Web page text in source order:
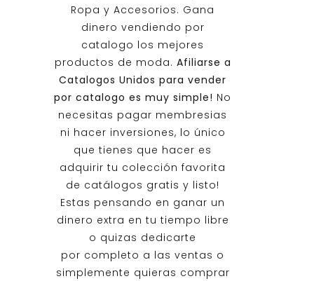
Ropa y Accesorios. Gana
dinero vendiendo por
catalogo los mejores
productos de moda. Afiliarse a
Catalogos Unidos para vender
por catalogo es muy simple! No
necesitas pagar membresias
ni hacer inversiones, lo único
que tienes que hacer es
adquirir tu colección favorita
de catálogos gratis y listo!
Estas pensando en ganar un
dinero extra en tu tiempo libre
o quizas dedicarte
por completo a las ventas o
simplemente quieras comprar